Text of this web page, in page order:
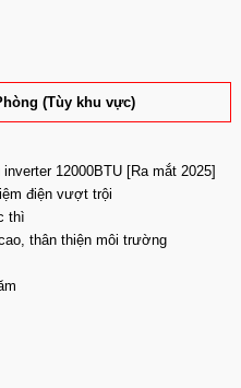
(Tùy khu vực)
12000BTU [Ra mắt 2025]
điện vượt trội
thì
thân thiện môi trường